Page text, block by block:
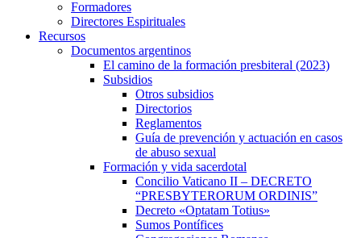
Formadores
Directores Espirituales
Recursos
Documentos argentinos
El camino de la formación presbiteral (2023)
Subsidios
Otros subsidios
Directorios
Reglamentos
Guía de prevención y actuación en casos
de abuso sexual
Formación y vida sacerdotal
Concilio Vaticano II – DECRETO
“PRESBYTERORUM ORDINIS”
Decreto «Optatam Totius»
Sumos Pontífices